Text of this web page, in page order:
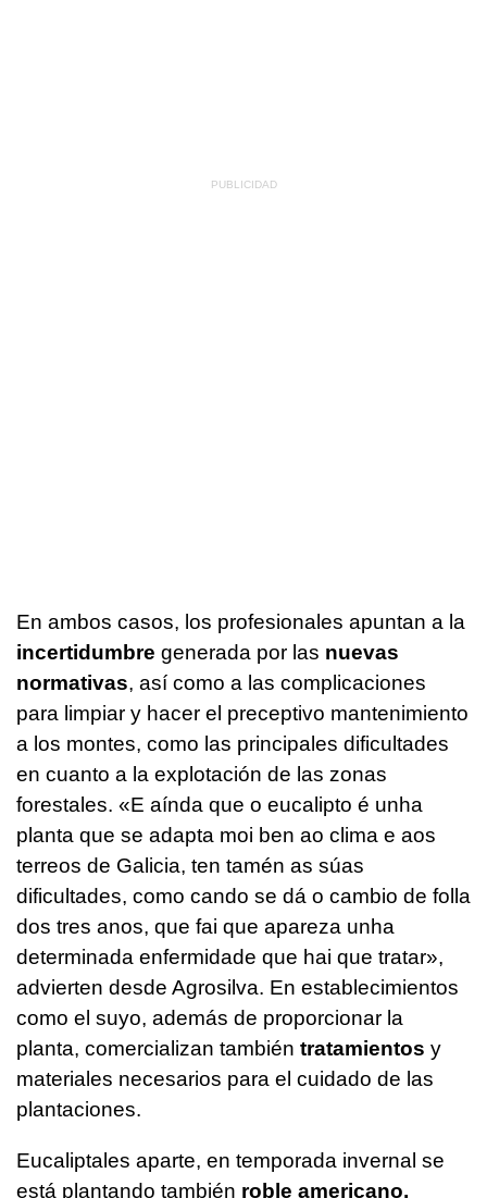
En ambos casos, los profesionales apuntan a la
incertidumbre generada por las nuevas
normativas, así como a las complicaciones
para limpiar y hacer el preceptivo mantenimiento
a los montes, como las principales dificultades
en cuanto a la explotación de las zonas
forestales. «E aínda que o eucalipto é unha
planta que se adapta moi ben ao clima e aos
terreos de Galicia, ten tamén as súas
dificultades, como cando se dá o cambio de folla
dos tres anos, que fai que apareza unha
determinada enfermidade que hai que tratar»,
advierten desde Agrosilva. En establecimientos
como el suyo, además de proporcionar la
planta, comercializan también tratamientos y
materiales necesarios para el cuidado de las
plantaciones.
Eucaliptales aparte, en temporada invernal se
está plantando también roble americano,